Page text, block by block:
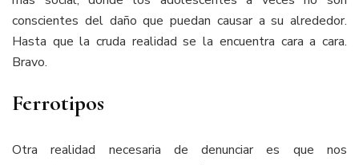
conscientes del daño que puedan causar a su alrededor.
Hasta que la cruda realidad se la encuentra cara a cara.
Bravo.
Ferrotipos
Otra realidad necesaria de denunciar es que nos